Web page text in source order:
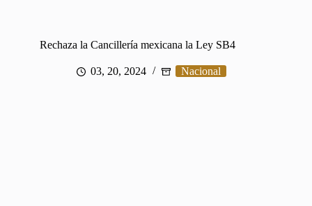
Rechaza la Cancillería mexicana la Ley SB4
03, 20, 2024 Nacional